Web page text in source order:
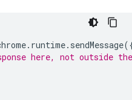
. runtime. sendMessage
here, not outside